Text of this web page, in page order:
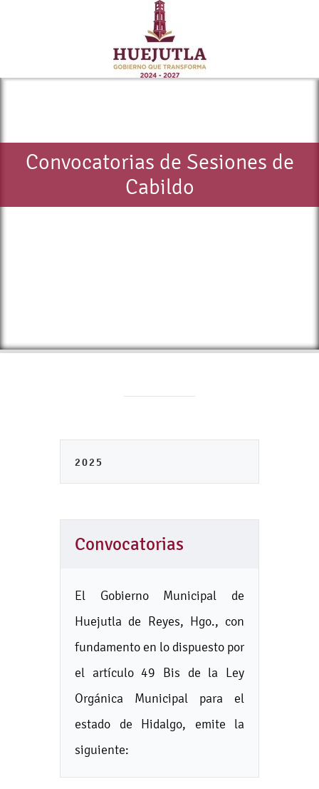
Convocatorias de Sesiones de
Cabildo
2025
Convocatorias
El Gobierno Municipal de
Huejutla de Reyes, Hgo., con
fundamento en lo dispuesto por
el artículo 49 Bis de la Ley
Orgánica Municipal para el
estado de Hidalgo, emite la
siguiente: